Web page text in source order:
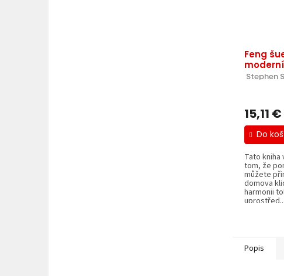
Feng
Stephen
15,11 €
Do
Tato kniha
tom, že
můžete
domova
harmonii
uprostřed...
Popis